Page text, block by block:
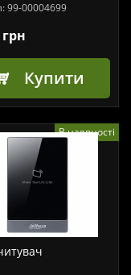
99-00004699
грн
Купити
В наявності